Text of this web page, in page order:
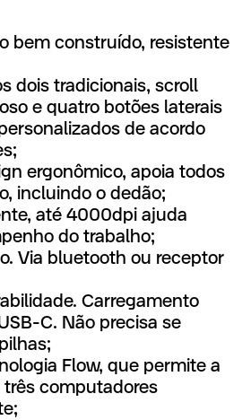
bem construído, resistente
dois tradicionais, scroll
e quatro botões laterais
de acordo
ergonômico, apoia todos
incluindo o dedão;
até 4000dpi ajuda
do trabalho;
Via bluetooth ou receptor
Carregamento
C. Não precisa se
Flow, que permite a
três computadores